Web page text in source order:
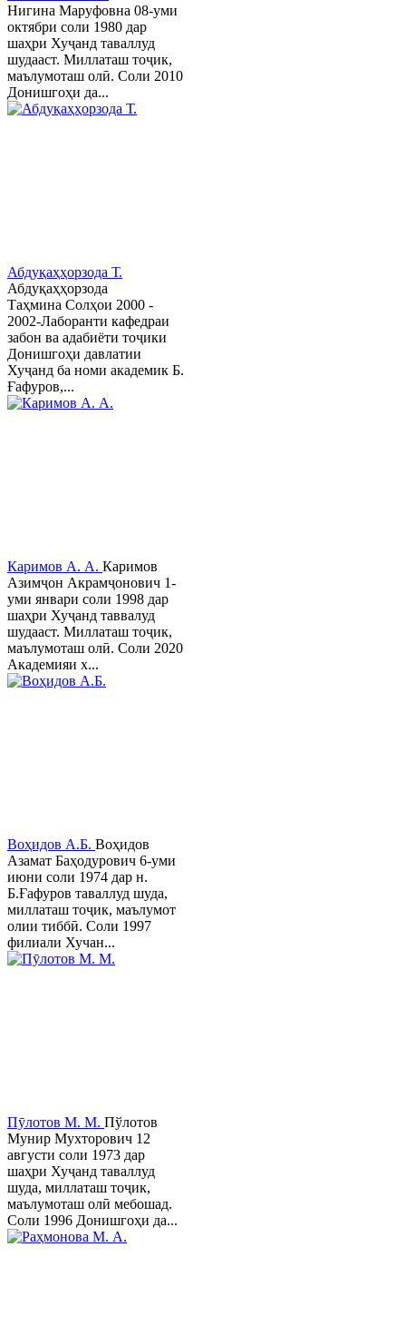
Нигина Маруфовна 08-уми
октябри соли 1980 дар
шаҳри Хуҷанд таваллуд
шудааст. Миллаташ тоҷик,
маълумоташ олӣ. Соли 2010
Донишгоҳи да...
Абдуқаҳҳорзода Т.
Абдуқаҳҳорзода
Таҳмина Солҳои 2000 -
2002-Лаборанти кафедраи
забон ва адабиёти тоҷики
Донишгоҳи давлатии
Хуҷанд ба номи академик Б.
Ғафуров,...
Каримов А. А. Каримов
Азимҷон Акрамҷонович 1-
уми январи соли 1998 дар
шаҳри Хуҷанд таввалуд
шудааст. Миллаташ тоҷик,
маълумоташ олӣ. Соли 2020
Академияи х...
Воҳидов А.Б. Воҳидов
Азамат Баҳодурович 6-уми
июни соли 1974 дар н.
Б.Ғафуров таваллуд шуда,
миллаташ тоҷик, маълумот
олии тиббӣ. Соли 1997
филиали Хучан...
Пӯлотов М. М. Пўлотов
Мунир Мухторович 12
августи соли 1973 дар
шаҳри Хуҷанд таваллуд
шуда, миллаташ тоҷик,
маълумоташ олӣ мебошад.
Соли 1996 Донишгоҳи да...